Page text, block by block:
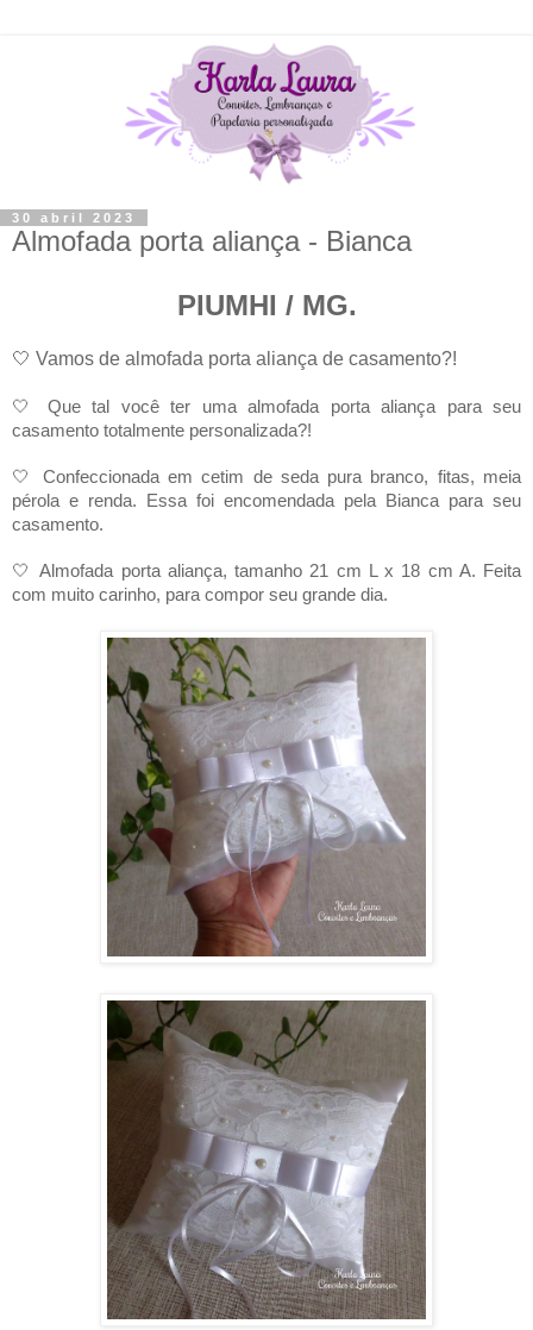
30 abril 2023
Almofada porta aliança - Bianca
PIUMHI / MG.
🤍 Vamos de almofada porta aliança de casamento?!
🤍 Que tal você ter uma almofada porta aliança para seu
casamento totalmente personalizada?!
🤍 Confeccionada em cetim de seda pura branco, fitas, meia
pérola e renda. Essa foi encomendada pela Bianca para seu
casamento.
🤍Almofada porta aliança, tamanho 21 cm L x 18 cm A. Feita
com muito carinho, para compor seu grande dia.